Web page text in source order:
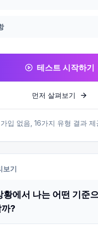
테스트 시작하기
먼저 살펴보기
입 없음, 16가지 유형 결과 제
보기
황에서 나는 어떤 기준
?